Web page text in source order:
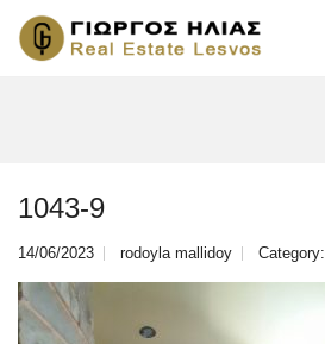
1043-9
14/06/2023 rodoyla mallidoy Category: